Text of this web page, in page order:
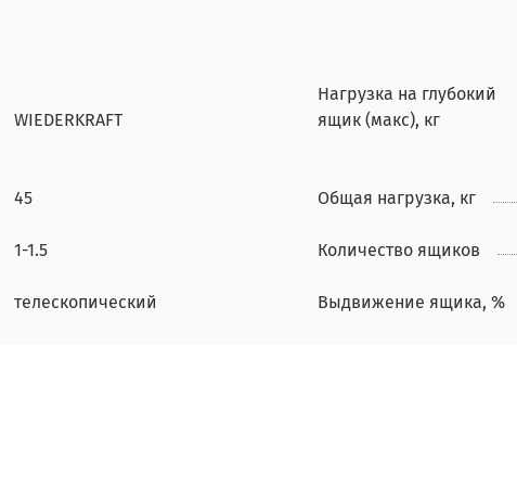
WIEDERKRAFT
Нагрузка на глубокий
ящик (макс), кг
45 Общая нагрузка, кг
1-1.5 Количество ящиков
телескопический Выдвижение ящика, %